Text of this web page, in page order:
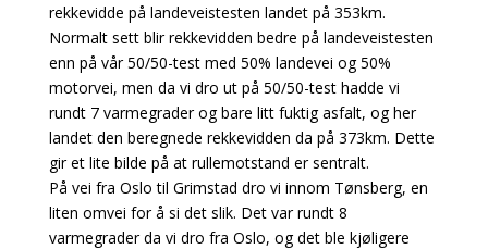
rekkevidde på landeveistesten landet på 353km.
Normalt sett blir rekkevidden bedre på landeveistesten
enn på vår 50/50-test med 50% landevei og 50%
motorvei, men da vi dro ut på 50/50-test hadde vi
rundt 7 varmegrader og bare litt fuktig asfalt, og her
landet den beregnede rekkevidden da på 373km. Dette
gir et lite bilde på at rullemotstand er sentralt.
På vei fra Oslo til Grimstad dro vi innom Tønsberg, en
liten omvei for å si det slik. Det var rundt 8
varmegrader da vi dro fra Oslo, og det ble kjøligere